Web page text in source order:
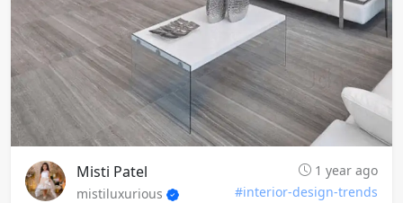
Misti Patel
1 year ago
mistiluxurious
#interior-design-trends